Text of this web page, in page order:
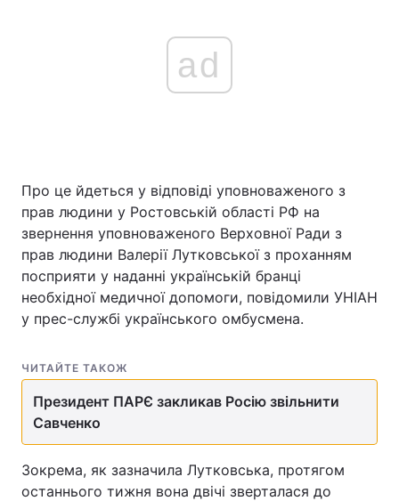
Головна Війна
Економіка Світ
Техно і зв'язок Лайт
ad
Про це йдеться у відповіді уповноваженого з
прав людини у Ростовській області РФ на
звернення уповноваженого Верховної Ради з
прав людини Валерії Лутковської з проханням
посприяти у наданні українській бранці
необхідної медичної допомоги, повідомили УНІАН
у прес-службі українського омбусмена.
ЧИТАЙТЕ ТАКОЖ
Президент ПАРЄ закликав Росію звільнити
Савченко
Зокрема, як зазначила Лутковська, протягом
останнього тижня вона двічі зверталася до